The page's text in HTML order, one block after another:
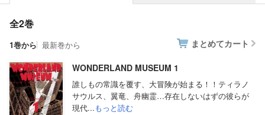
全2巻
1巻から 最新巻から まとめてカート
WONDERLAND MUSEUM 1
誰しもの常識を覆す、大冒険が始まる！！ティラノ
サウルス、翼竜、舟幽霊…存在しないはずの彼らが
現代...もっと読む